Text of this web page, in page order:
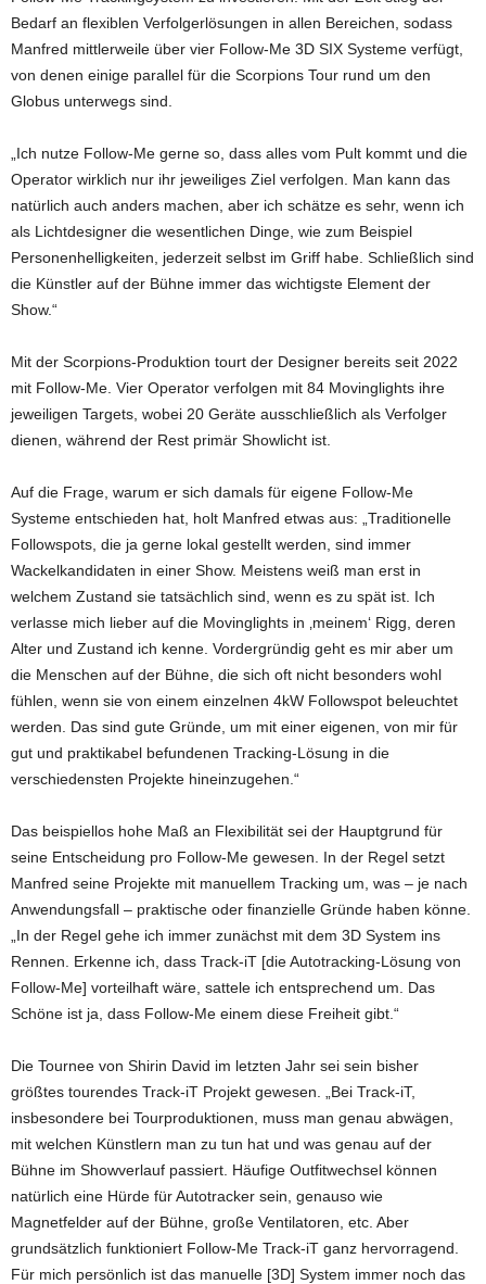
Bedarf an flexiblen Verfolgerlösungen in allen Bereichen, sodass
Manfred mittlerweile über vier Follow-Me 3D SIX Systeme verfügt,
von denen einige parallel für die Scorpions Tour rund um den
Globus unterwegs sind.
„Ich nutze Follow-Me gerne so, dass alles vom Pult kommt und die
Operator wirklich nur ihr jeweiliges Ziel verfolgen. Man kann das
natürlich auch anders machen, aber ich schätze es sehr, wenn ich
als Lichtdesigner die wesentlichen Dinge, wie zum Beispiel
Personenhelligkeiten, jederzeit selbst im Griff habe. Schließlich sind
die Künstler auf der Bühne immer das wichtigste Element der
Show.“
Mit der Scorpions-Produktion tourt der Designer bereits seit 2022
mit Follow-Me. Vier Operator verfolgen mit 84 Movinglights ihre
jeweiligen Targets, wobei 20 Geräte ausschließlich als Verfolger
dienen, während der Rest primär Showlicht ist.
Auf die Frage, warum er sich damals für eigene Follow-Me
Systeme entschieden hat, holt Manfred etwas aus: „Traditionelle
Followspots, die ja gerne lokal gestellt werden, sind immer
Wackelkandidaten in einer Show. Meistens weiß man erst in
welchem Zustand sie tatsächlich sind, wenn es zu spät ist. Ich
verlasse mich lieber auf die Movinglights in ‚meinem‘ Rigg, deren
Alter und Zustand ich kenne. Vordergründig geht es mir aber um
die Menschen auf der Bühne, die sich oft nicht besonders wohl
fühlen, wenn sie von einem einzelnen 4kW Followspot beleuchtet
werden. Das sind gute Gründe, um mit einer eigenen, von mir für
gut und praktikabel befundenen Tracking-Lösung in die
verschiedensten Projekte hineinzugehen.“
Das beispiellos hohe Maß an Flexibilität sei der Hauptgrund für
seine Entscheidung pro Follow-Me gewesen. In der Regel setzt
Manfred seine Projekte mit manuellem Tracking um, was – je nach
Anwendungsfall – praktische oder finanzielle Gründe haben könne.
„In der Regel gehe ich immer zunächst mit dem 3D System ins
Rennen. Erkenne ich, dass Track-iT [die Autotracking-Lösung von
Follow-Me] vorteilhaft wäre, sattele ich entsprechend um. Das
Schöne ist ja, dass Follow-Me einem diese Freiheit gibt.“
Die Tournee von Shirin David im letzten Jahr sei sein bisher
größtes tourendes Track-iT Projekt gewesen. „Bei Track-iT,
insbesondere bei Tourproduktionen, muss man genau abwägen,
mit welchen Künstlern man zu tun hat und was genau auf der
Bühne im Showverlauf passiert. Häufige Outfitwechsel können
natürlich eine Hürde für Autotracker sein, genauso wie
Magnetfelder auf der Bühne, große Ventilatoren, etc. Aber
grundsätzlich funktioniert Follow-Me Track-iT ganz hervorragend.
Für mich persönlich ist das manuelle [3D] System immer noch das